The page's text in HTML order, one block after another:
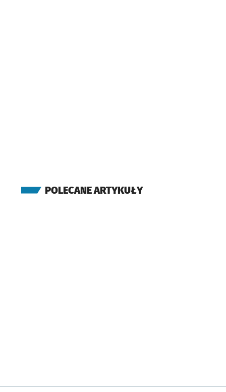
POLECANE ARTYKUŁY